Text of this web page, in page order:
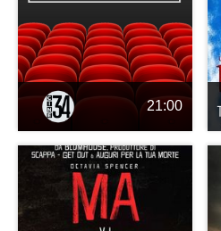
21:00